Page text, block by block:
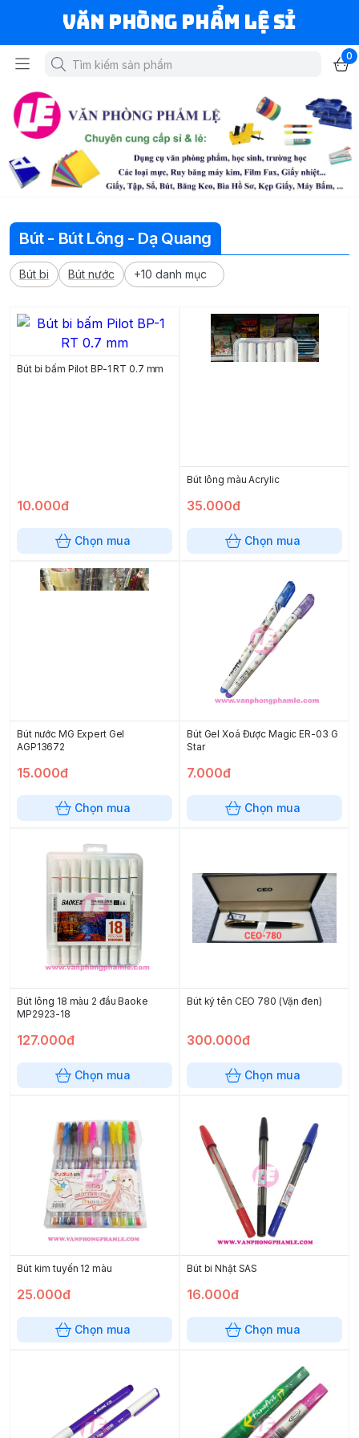
Văn Phòng Phẩm Lệ Sỉ
0
Bút - Bút Lông - Dạ Quang
Bút bi Bút nước +10 danh mục
Bút bi bấm Pilot BP-1 RT 0.7 mm
10.000đ
Chọn mua
Bút lông màu Acrylic
35.000đ
Chọn mua
Bút nước MG Expert Gel
AGP13672
15.000đ
Chọn mua
Bút Gel Xoá Được Magic ER-03 G
Star
7.000đ
Chọn mua
Bút lông 18 màu 2 đầu Baoke
MP2923-18
127.000đ
Chọn mua
Bút ký tên CEO 780 (Vặn đen)
300.000đ
Chọn mua
Bút kim tuyến 12 màu
25.000đ
Chọn mua
Bút bi Nhật SAS
16.000đ
Chọn mua